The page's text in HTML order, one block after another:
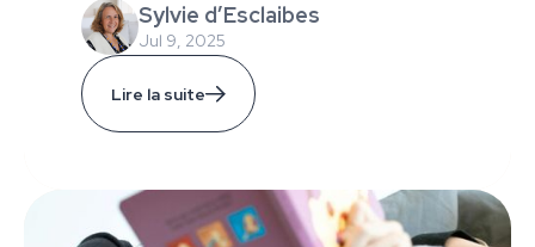
Sylvie d’Esclaibes
Jul 9, 2025
Lire la suite